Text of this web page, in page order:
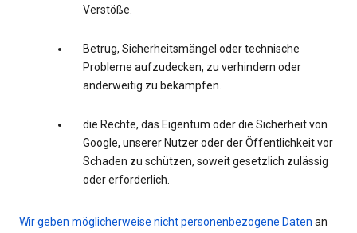
Verstöße.
Betrug, Sicherheitsmängel oder technische
Probleme aufzudecken, zu verhindern oder
anderweitig zu bekämpfen.
die Rechte, das Eigentum oder die Sicherheit von
Google, unserer Nutzer oder der Öffentlichkeit vor
Schaden zu schützen, soweit gesetzlich zulässig
oder erforderlich.
Wir geben möglicherweise nicht personenbezogene Daten an